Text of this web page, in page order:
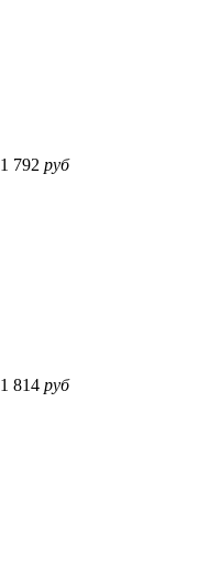
1 792 руб
1 814 руб